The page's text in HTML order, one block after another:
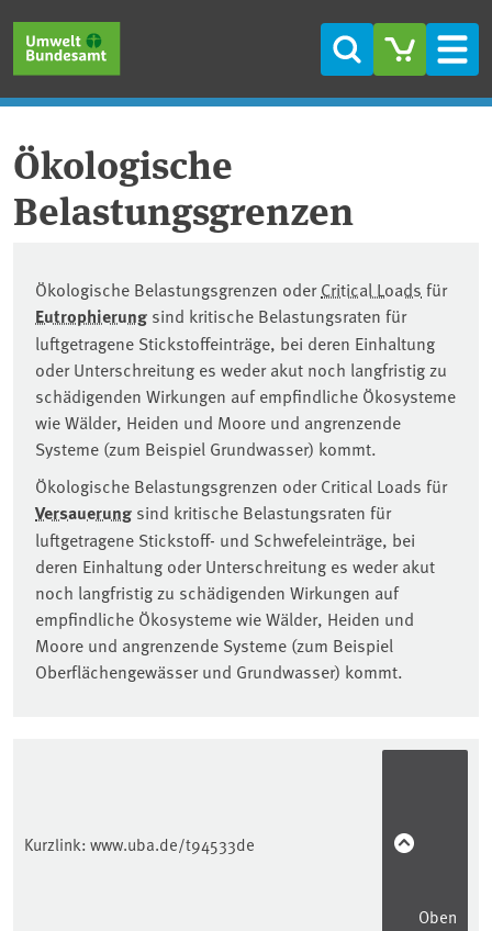
Suche
Ökologische
Belastungsgrenzen
Ökologische Belastungsgrenzen oderCritical Loads für
Eutrophierung sind kritische Belastungsraten für
luftgetragene Stickstoffeinträge, bei deren Einhaltung
oder Unterschreitung es weder akut noch langfristig zu
schädigenden Wirkungen auf empfindliche Ökosysteme
wie Wälder, Heiden und Moore und angrenzende
Systeme (zum Beispiel Grundwasser) kommt.
Ökologische Belastungsgrenzen oder Critical Loads für
Versauerung sind kritische Belastungsraten für
luftgetragene Stickstoff- und Schwefeleinträge, bei
deren Einhaltung oder Unterschreitung es weder akut
noch langfristig zu schädigenden Wirkungen auf
empfindliche Ökosysteme wie Wälder, Heiden und
Moore und angrenzende Systeme (zum Beispiel
Oberflächengewässer und Grundwasser) kommt.
Kurzlink: www.uba.de/t94533de
Oben